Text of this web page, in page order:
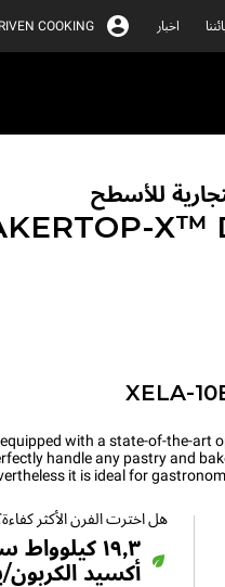
اخبار COOKING
للأسطح
X™
XELA-
with a state-of-the-art
handle any pastry and
it is ideal for
هل اخترت الفرن الأكثر
أكسيد